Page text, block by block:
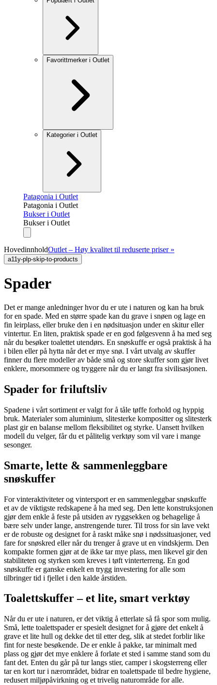
Favorittmerker i Outlet
Kategorier i Outlet
Patagonia i Outlet
Patagonia i Outlet
Bukser i Outlet
Bukser i Outlet
HovedinnholdOutlet – Høy kvalitet til reduserte priser »
a11y-plp-skip-to-products
Spader
Det er mange anledninger hvor du er ute i naturen og kan ha bruk
for en spade. Med en større spade kan du grave i snøen og lage en
fin leirplass, eller bruke den i en nødsituasjon under en skitur eller
vintertur. En liten, praktisk spade er en god følgesvenn å ha med seg
når du besøker toalettet utendørs. En snøskuffe er også praktisk å ha
i bilen eller på hytta når det er mye snø. I vårt utvalg av skuffer
finner du flere modeller av både små og store skuffer som gjør livet
enklere, morsommere og tryggere når du er langt fra sivilisasjonen.
Spader for friluftsliv
Spadene i vårt sortiment er valgt for å tåle tøffe forhold og hyppig
bruk. Materialer som aluminium, slitesterke kompositter og slitesterk
plast gir en balanse mellom fleksibilitet og styrke. Uansett hvilken
modell du velger, får du et pålitelig verktøy som vil vare i mange
sesonger.
Smarte, lette & sammenleggbare
snøskuffer
For vinteraktiviteter og vintersport er en sammenleggbar snøskuffe
et av de viktigste redskapene å ha med seg. Den lette konstruksjonen
gjør dem enkle å feste på utsiden av ryggsekken og behagelige å
bære selv under lange, anstrengende turer. Til tross for sin lave vekt
er de robuste og designet for å raskt måke snø i nødssituasjoner, ved
fare for snøskred eller når du trenger å grave ut en vindskjerm. Den
kompakte formen gjør at de ikke tar mye plass, men likevel gir den
stabiliteten og styrken som kreves i tøft vinterterreng. En god
snøskuffe er ganske enkelt en trygg investering for alle som
tilbringer tid i fjellet i den kalde årstiden.
Toalettskuffer – et lite, smart verktøy
Når du er ute i naturen, er det viktig å etterlate så få spor som mulig.
Små, lette toalettspader er spesielt designet for å gjøre det enkelt å
grave et lite hull og dekke det til etter deg, slik at stedet forblir like
fint for neste besøkende. De er enkle å pakke, tar minimalt med
plass og gjør det mye enklere å forlate et sted i samme stand som du
fant det. Enten du går på tur langs stier, camper i skogsterreng eller
tar en kort tur i nærområdet, bidrar en toalettspade til bedre hygiene,
redusert miljøpåvirkning og et trivelig naturområde for alle.